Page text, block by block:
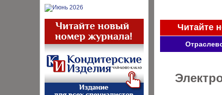
Читайте